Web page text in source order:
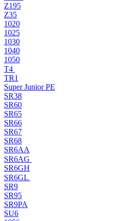
Z195
Z35
1020
1025
1030
1040
1050
T4
TR1
Super Junior PE
SR38
SR60
SR65
SR66
SR67
SR68
SR6AA
SR6AG
SR6GH
SR6GL
SR9
SR95
SR9PA
SU6